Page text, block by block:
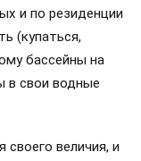
и по резиденции
(купаться,
бассейны на
в свои водные
величия, и